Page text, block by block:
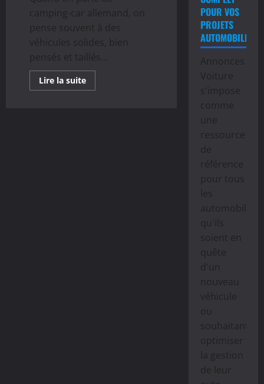
camping-car allemand, on
pense souvent à des
véhicules solides, bien
pensés et taillés...
Lire la suiteEn
savoir
POUR VOS
PROJETS
AUTOMOBILES
Annonces
Voiture
s'impose
comme
une
ressource
de
référence
pour tous
les
qu'ils
soient en
quête
d'un
nouveau
véhicule
ou
souhaitant
optimiser
la gestion
de leur